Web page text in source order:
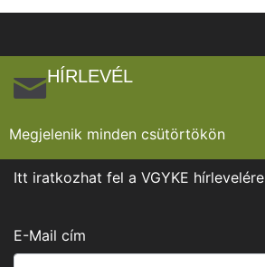
HÍRLEVÉL
Megjelenik minden csütörtökön
Itt iratkozhat fel a VGYKE hírlevelére
E-Mail cím